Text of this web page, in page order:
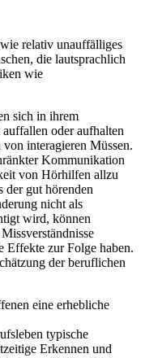
relativ unauffälliges
die lautsprachlich
wie
sich in ihrem
oder aufhalten
interagieren Müssen.
Kommunikation
von Hörhilfen allzu
der gut hörenden
nicht als
wird, können
Effekte zur Folge haben.
der beruflichen
eine erhebliche
typische
Erkennen und